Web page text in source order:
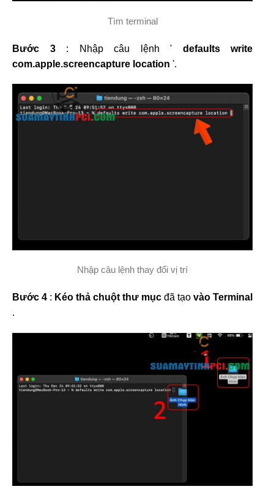
Tìm terminal
Bước 3 : Nhập câu lệnh ' defaults write
com.apple.screencapture location '.
Nhập câu lệnh thay đổi vị trí
Bước 4 : Kéo thả chuột thư mục đã tạo vào Terminal
.